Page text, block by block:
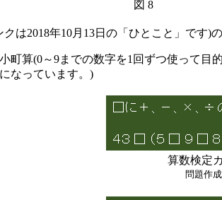
図 8
クは2018年10月13日の「ひとこと」です)
町算(0～9までの数字を1回ずつ使って目
なっています。)
算数検定
問題作